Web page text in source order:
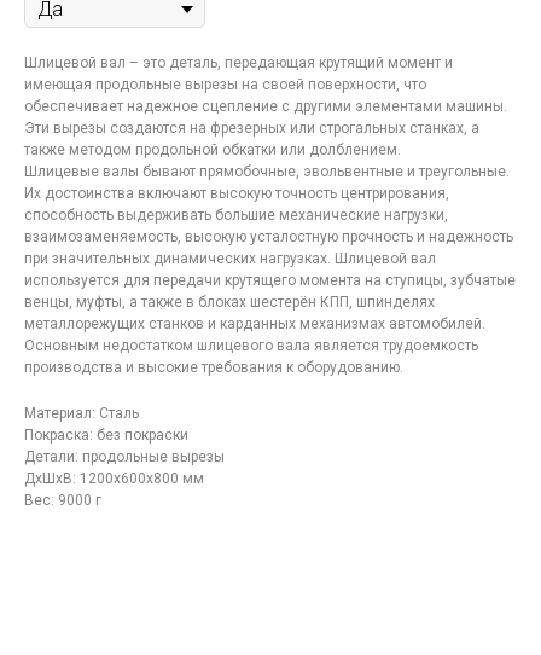
Шлицевой вал – это деталь, передающая крутящий момент и
имеющая продольные вырезы на своей поверхности, что
обеспечивает надежное сцепление с другими элементами машины.
Эти вырезы создаются на фрезерных или строгальных станках, а
также методом продольной обкатки или долблением.
Шлицевые валы бывают прямобочные, эвольвентные и треугольные.
Их достоинства включают высокую точность центрирования,
способность выдерживать большие механические нагрузки,
взаимозаменяемость, высокую усталостную прочность и надежность
при значительных динамических нагрузках. Шлицевой вал
используется для передачи крутящего момента на ступицы, зубчатые
венцы, муфты, а также в блоках шестерён КПП, шпинделях
металлорежущих станков и карданных механизмах автомобилей.
Основным недостатком шлицевого вала является трудоемкость
производства и высокие требования к оборудованию.
Материал: Сталь
Покраска: без покраски
Детали: продольные вырезы
ДxШxВ: 1200x600x800 мм
Вес: 9000 г
Контакты компании
по лазерной резке в
Москве